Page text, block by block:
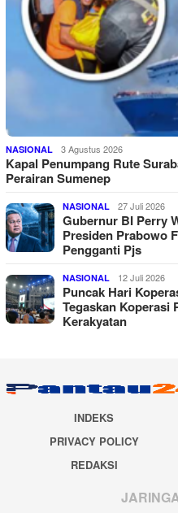
NASIONAL 3 Agustus 2026
Kapal Penumpang Rute
Perairan Sumenep
NASIONAL 27 Juli 2026
Gubernur BI Perry
Presiden Prabowo
Pengganti Pjs
NASIONAL 12 Juli 2026
Puncak Hari
Tegaskan Koperasi
Kerakyatan
INDEKS
PRIVACY POLICY
REDAKSI